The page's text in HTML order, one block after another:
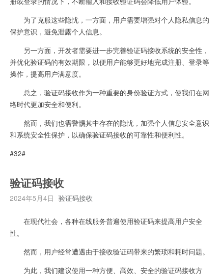
为了克服这些隐忧，一方面，用户需要增强对个人隐私信息的
保护意识，避免泄露个人信息。
另一方面，开发者需要进一步完善验证码接收系统的安全性，
并优化验证码的有效期限，以便用户能够更好地完成注册、登录等
操作，提高用户满意度。
总之，验证码接收作为一种重要的身份验证方式，使我们在网
络时代更加安全和便利。
然而，我们也需警惕其中存在的隐忧，加强个人信息安全意识
和系统安全性保护，以确保验证码接收的可靠性和便利性。
#32#
验证码接收
2024年5月4日 验证码接收
在现代社会，各种在线服务普遍使用验证码来提高用户安全
性。
然而，用户经常遭遇由于接收验证码带来的繁琐和耗时问题。
为此，我们建议使用一种方便、高效、安全的验证码接收方